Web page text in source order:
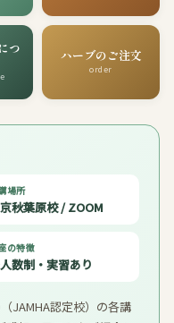
つ
ハーブのご注文
order
場所
秋葉原校 / ZOOM
の特徴
数制・実習あり
JAMHA認定校）の各講